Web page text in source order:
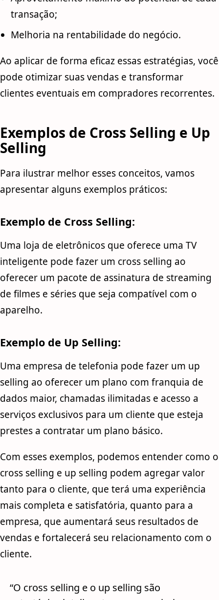
transação;
Melhoria na rentabilidade do negócio.
Ao aplicar de forma eficaz essas estratégias, você
pode otimizar suas vendas e transformar
clientes eventuais em compradores recorrentes.
Exemplos de Cross Selling e Up
Selling
Para ilustrar melhor esses conceitos, vamos
apresentar alguns exemplos práticos:
Exemplo de Cross Selling:
Uma loja de eletrônicos que oferece uma TV
inteligente pode fazer um cross selling ao
oferecer um pacote de assinatura de streaming
de filmes e séries que seja compatível com o
aparelho.
Exemplo de Up Selling:
Uma empresa de telefonia pode fazer um up
selling ao oferecer um plano com franquia de
dados maior, chamadas ilimitadas e acesso a
serviços exclusivos para um cliente que esteja
prestes a contratar um plano básico.
Com esses exemplos, podemos entender como o
cross selling e up selling podem agregar valor
tanto para o cliente, que terá uma experiência
mais completa e satisfatória, quanto para a
empresa, que aumentará seus resultados de
vendas e fortalecerá seu relacionamento com o
cliente.
“O cross selling e o up selling são